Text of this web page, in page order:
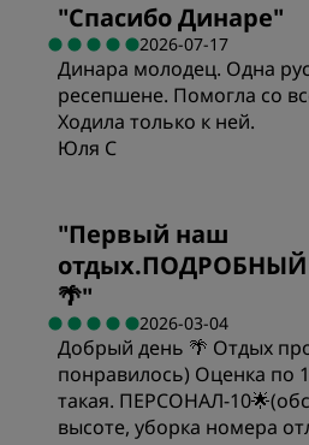
"Спасибо Динаре"
2026-07-17
Динара молодец. Одна
ресепшене. Помогла со
Ходила только к ней.
Юля С
"Первый наш
отдых.ПОДРОБНЫЙ
🌴"
2026-03-04
Добрый день 🌴 Отдых
понравилось) Оценка по
такая. ПЕРСОНАЛ-
высоте, уборка номера